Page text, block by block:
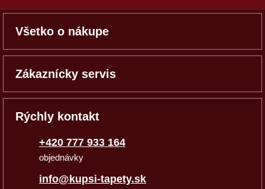
Všetko o nákupe
Zákaznícky servis
Rýchly kontakt
+420 777 933 164
objednávky
info@kupsi-tapety.sk